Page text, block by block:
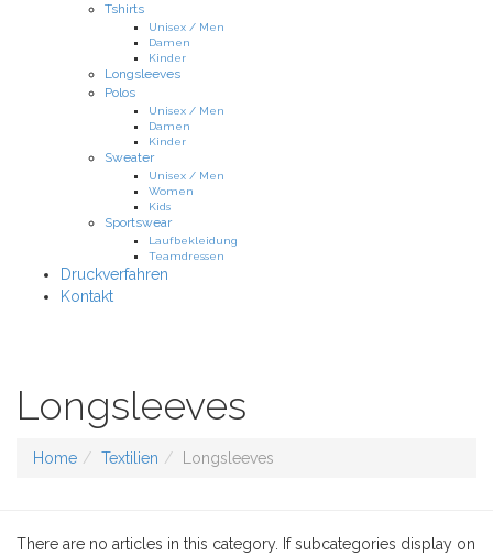
Tshirts
Unisex / Men
Damen
Kinder
Longsleeves
Polos
Unisex / Men
Damen
Kinder
Sweater
Unisex / Men
Women
Kids
Sportswear
Laufbekleidung
Teamdressen
Druckverfahren
Kontakt
Longsleeves
Home Textilien Longsleeves
There are no articles in this category. If subcategories display on